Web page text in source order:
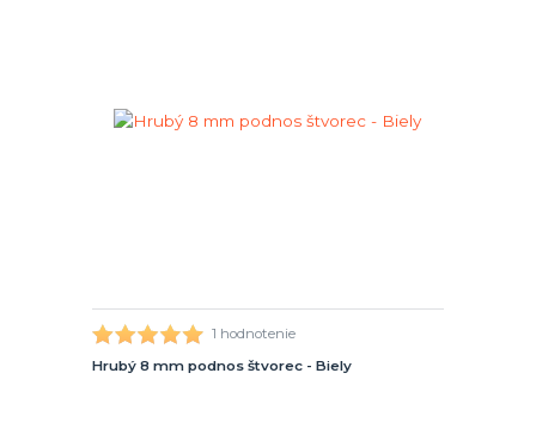
1 hodnotenie
Hrubý 8 mm podnos štvorec - Biely